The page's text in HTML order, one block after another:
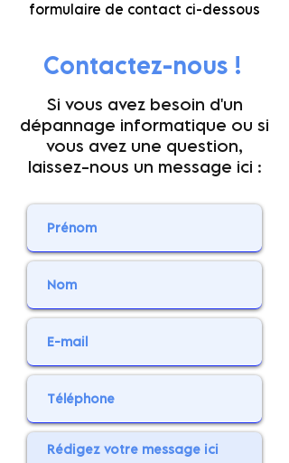
formulaire de contact ci-dessous
Contactez-nous !
Si vous avez besoin d'un
dépannage informatique ou si
vous avez une question,
laissez-nous un message ici :